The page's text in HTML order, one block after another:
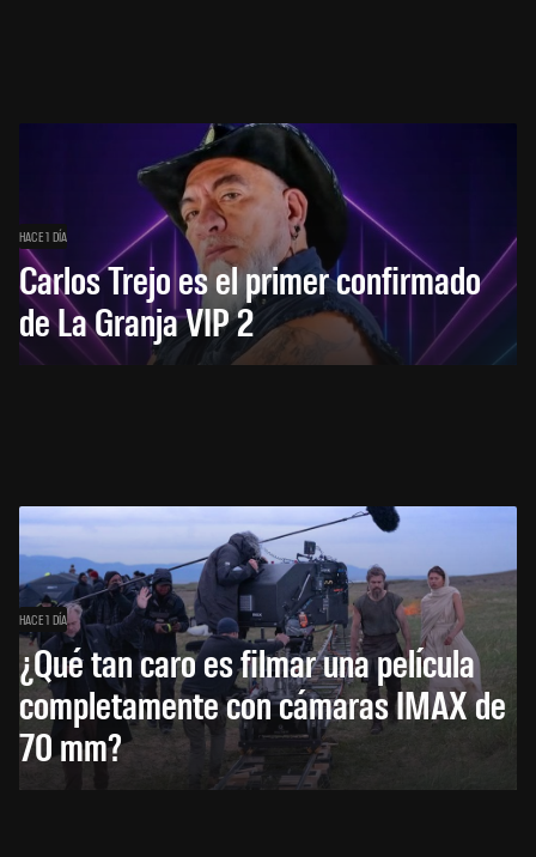
HACE 1 DÍA
Carlos Trejo es el primer confirmado
de La Granja VIP 2
HACE 1 DÍA
¿Qué tan caro es filmar una película
completamente con cámaras IMAX de
70 mm?